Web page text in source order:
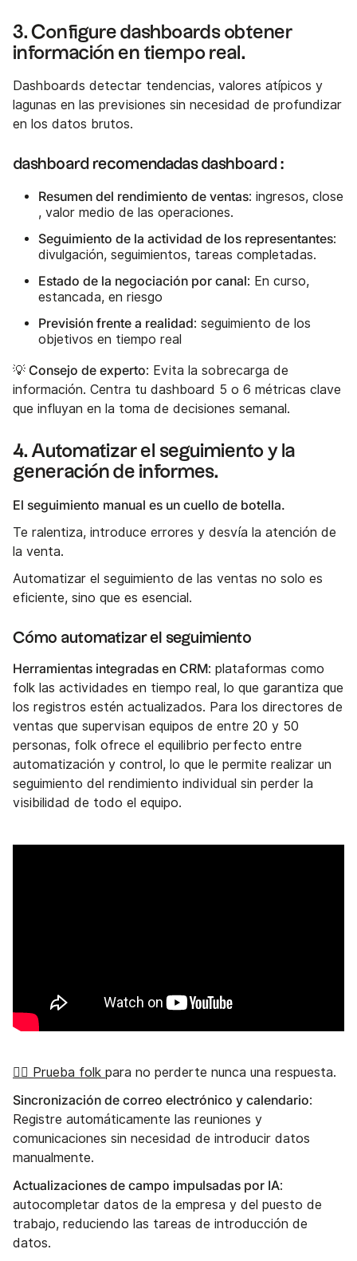
3. Configure dashboards obtener
información en tiempo real.
Dashboards detectar tendencias, valores atípicos y
lagunas en las previsiones sin necesidad de profundizar
en los datos brutos.
dashboard recomendadas dashboard :
Resumen del rendimiento de ventas: ingresos, close
, valor medio de las operaciones.
Seguimiento de la actividad de los representantes:
divulgación, seguimientos, tareas completadas.
Estado de la negociación por canal: En curso,
estancada, en riesgo
Previsión frente a realidad: seguimiento de los
objetivos en tiempo real
💡 Consejo de experto: Evita la sobrecarga de
información. Centra tu dashboard 5 o 6 métricas clave
que influyan en la toma de decisiones semanal.
4. Automatizar el seguimiento y la
generación de informes.
El seguimiento manual es un cuello de botella.
Te ralentiza, introduce errores y desvía la atención de
la venta.
Automatizar el seguimiento de las ventas no solo es
eficiente, sino que es esencial.
Cómo automatizar el seguimiento
Herramientas integradas en CRM: plataformas como
folk las actividades en tiempo real, lo que garantiza que
los registros estén actualizados. Para los directores de
ventas que supervisan equipos de entre 20 y 50
personas, folk ofrece el equilibrio perfecto entre
automatización y control, lo que le permite realizar un
seguimiento del rendimiento individual sin perder la
visibilidad de todo el equipo.
👉🏼 Prueba folk para no perderte nunca una respuesta.
Sincronización de correo electrónico y calendario:
Registre automáticamente las reuniones y
comunicaciones sin necesidad de introducir datos
manualmente.
Actualizaciones de campo impulsadas por IA:
autocompletar datos de la empresa y del puesto de
trabajo, reduciendo las tareas de introducción de
datos.